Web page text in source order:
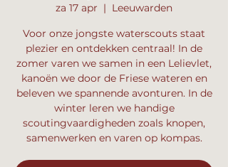
za 17 apr
  |
Leeuwarden
Voor onze jongste waterscouts staat
plezier en ontdekken centraal! In de
zomer varen we samen in een Lelievlet,
kanoën we door de Friese wateren en
beleven we spannende avonturen. In de
winter leren we handige
scoutingvaardigheden zoals knopen,
samenwerken en varen op kompas.